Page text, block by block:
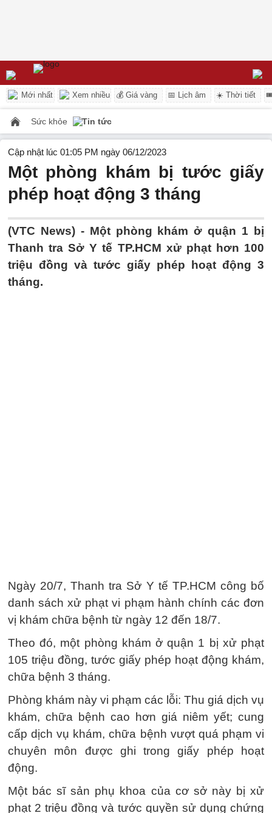
Mới nhất Xem nhiều 💰 Giá vàng 📅 Lịch âm ☀️ Thời tiết
Sức khỏe Tin tức
Cập nhật lúc 01:05 PM ngày 06/12/2023
Một phòng khám bị tước giấy
phép hoạt động 3 tháng
(VTC News) - Một phòng khám ở quận 1 bị
Thanh tra Sở Y tế TP.HCM xử phạt hơn 100
triệu đồng và tước giấy phép hoạt động 3
tháng.
Ngày 20/7, Thanh tra Sở Y tế TP.HCM công bố
danh sách xử phạt vi phạm hành chính các đơn
vị khám chữa bệnh từ ngày 12 đến 18/7.
Theo đó, một phòng khám ở quận 1 bị xử phạt
105 triệu đồng, tước giấy phép hoạt động khám,
chữa bệnh 3 tháng.
Phòng khám này vi phạm các lỗi: Thu giá dịch vụ
khám, chữa bệnh cao hơn giá niêm yết; cung
cấp dịch vụ khám, chữa bệnh vượt quá phạm vi
chuyên môn được ghi trong giấy phép hoạt
động.
Một bác sĩ sản phụ khoa của cơ sở này bị xử
phạt 2 triệu đồng và tước quyền sử dụng chứng